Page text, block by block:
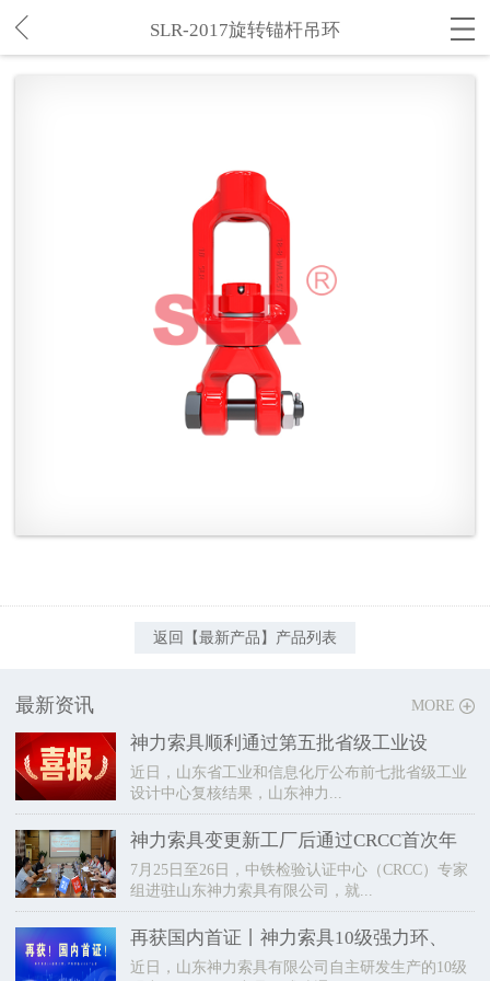
SLR-2017旋转锚杆吊环
返回【最新产品】产品列表
MORE
最新资讯
神力索具顺利通过第五批省级工业设
近日，山东省工业和信息化厅公布前七批省级工业
设计中心复核结果，山东神力...
神力索具变更新工厂后通过CRCC首次年
7月25日至26日，中铁检验认证中心（CRCC）专家
组进驻山东神力索具有限公司，就...
再获国内首证丨神力索具10级强力环、
近日，山东神力索具有限公司自主研发生产的10级